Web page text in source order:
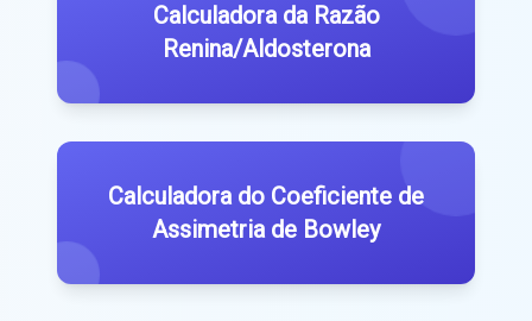
Calculadora da Razão
Renina/Aldosterona
Calculadora do Coeficiente de
Assimetria de Bowley